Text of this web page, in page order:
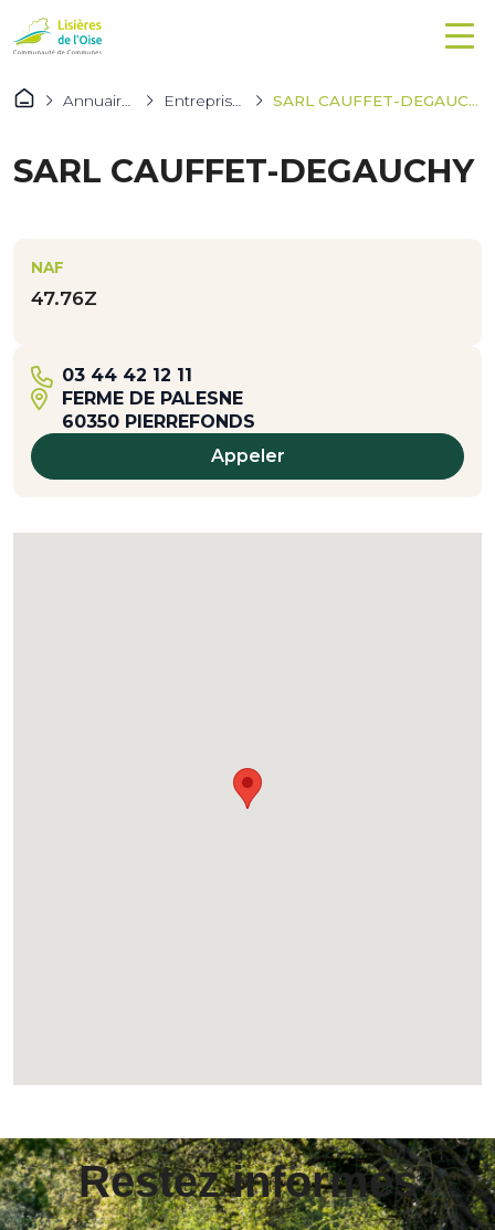
Annuaires Entreprises SARL CAUFFET-DEGAUCHY
SARL CAUFFET-DEGAUCHY
NAF
47.76Z
03 44 42 12 11
FERME DE PALESNE
60350 PIERREFONDS
Appeler
Restez informés